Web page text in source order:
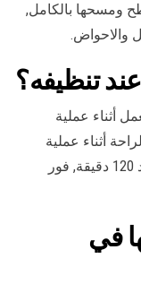
ومسحها بالكامل,
والاحواض.
تنظيفه؟
أثناء عملية
أثناء عملية
التنظيف يمكنك ترك المنزل والعودة إليه بعد 120 دقيقة, فور
في